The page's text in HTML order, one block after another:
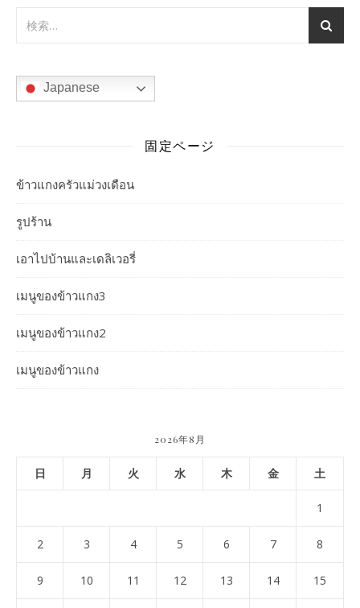
Japanese
固定ページ
ข้าวแกงครัวแม่วงเดือน
รูปร้าน
เอาไปบ้านและเดลิเวอรี่
เมนูของข้าวแกง3
เมนูของข้าวแกง2
เมนูของข้าวแกง
2026年8月
日 月 火 水 木 金 土
1
2 3 4 5 6 7 8
9 10 11 12 13 14 15